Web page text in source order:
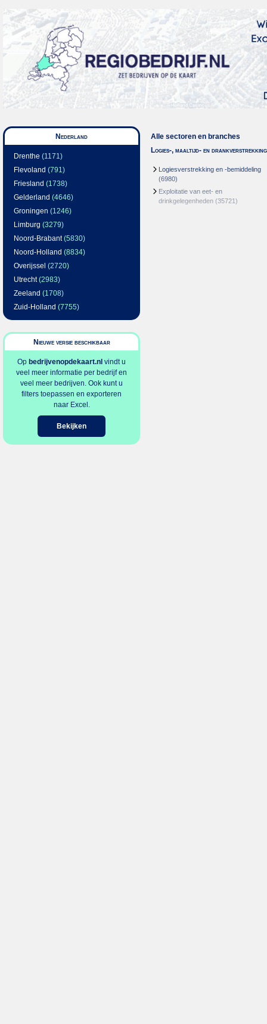
Nederland
Drenthe (1171)
Flevoland (791)
Friesland (1738)
Gelderland (4646)
Groningen (1246)
Limburg (3279)
Noord-Brabant(5830)
Noord-Holland (8834)
Overijssel (2720)
Utrecht(2983)
Zeeland (1708)
Zuid-Holland (7755)
Nieuwe versie beschikbaar
Op bedrijvenopdekaart.nl vindt u
veel meer informatie per bedrijf en
veel meer bedrijven. Ook kunt u
filters toepassen en exporteren
naar Excel.
Bekijken
Alle sectoren en branches
Logies-, maaltijd- en drankverstrekking
Logiesverstrekking en -bemiddeling
(6980)
Exploitatie van eet- en
drinkgelegenheden (35721)